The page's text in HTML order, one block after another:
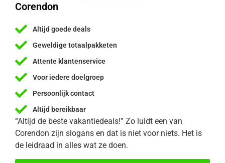
Corendon
Altijd goede deals
Geweldige totaalpakketen
Attente klantenservice
Voor iedere doelgroep
Persoonlijk contact
Altijd bereikbaar
“Altijd de beste vakantiedeals!” Zo luidt een van
Corendon zijn slogans en dat is niet voor niets. Het is
de leidraad in alles wat ze doen.